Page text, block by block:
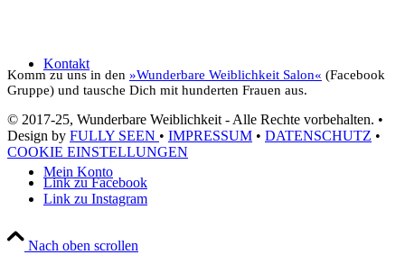
Kontakt
Mein Konto
Komm zu uns in den »Wunderbare Weiblichkeit Salon« (Facebook
Gruppe) und tausche Dich mit hunderten Frauen aus.
© 2017-25, Wunderbare Weiblichkeit - Alle Rechte vorbehalten. •
Design by FULLY SEEN • IMPRESSUM • DATENSCHUTZ •
COOKIE EINSTELLUNGEN
Link zu Facebook
Link zu Instagram
Nach oben scrollen